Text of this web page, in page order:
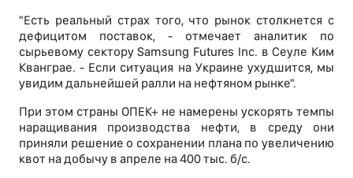
"Есть реальный страх того, что рынок столкнется с
дефицитом поставок, - отмечает аналитик по
сырьевому сектору Samsung Futures Inc. в Сеуле Ким
Кванграе. - Если ситуация на Украине ухудшится, мы
увидим дальнейшей ралли на нефтяном рынке".
При этом страны ОПЕК+ не намерены ускорять темпы
наращивания производства нефти, в среду они
приняли решение о сохранении плана по увеличению
квот на добычу в апреле на 400 тыс. б/с.